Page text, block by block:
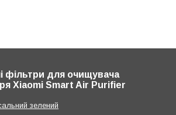
фільтри для очищувача
Xiaomi Smart Air Purifier
зелений